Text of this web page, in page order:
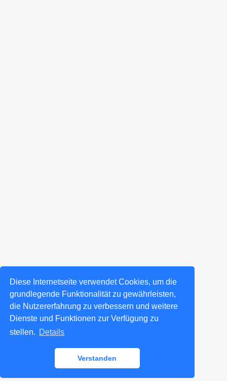
Diese Internetseite verwendet Cookies, um die
grundlegende Funktionalität zu gewährleisten,
die Nutzererfahrung zu verbessern und weitere
Dienste und Funktionen zur Verfügung zu
stellen. Details
Verstanden